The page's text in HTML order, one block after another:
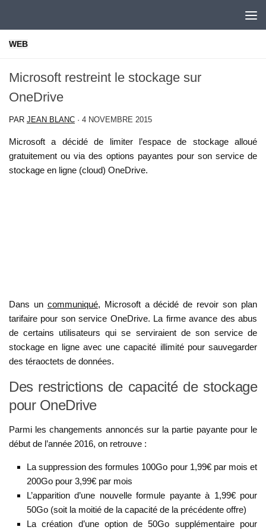
WEB
Microsoft restreint le stockage sur
OneDrive
PAR JEAN BLANC · 4 NOVEMBRE 2015
Microsoft a décidé de limiter l’espace de stockage alloué
gratuitement ou via des options payantes pour son service de
stockage en ligne (cloud) OneDrive.
Dans un communiqué, Microsoft a décidé de revoir son plan
tarifaire pour son service OneDrive. La firme avance des abus
de certains utilisateurs qui se serviraient de son service de
stockage en ligne avec une capacité illimité pour sauvegarder
des téraoctets de données.
Des restrictions de capacité de stockage
pour OneDrive
Parmi les changements annoncés sur la partie payante pour le
début de l’année 2016, on retrouve :
La suppression des formules 100Go pour 1,99€ par mois et
200Go pour 3,99€ par mois
L’apparition d’une nouvelle formule payante à 1,99€ pour
50Go (soit la moitié de la capacité de la précédente offre)
La création d’une option de 50Go supplémentaire pour